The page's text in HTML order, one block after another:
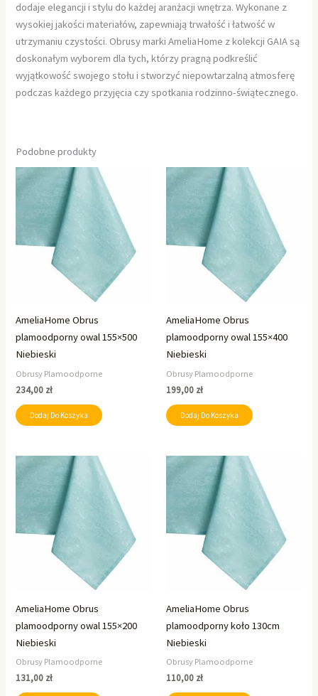
dodaje elegancji i stylu do każdej aranżacji wnętrza. Wykonane z
wysokiej jakości materiałów, zapewniają trwałość i łatwość w
utrzymaniu czystości. Obrusy marki AmeliaHome z kolekcji GAIA są
doskonałym wyborem dla tych, którzy pragną podkreślić
wyjątkowość swojego stołu i stworzyć niepowtarzalną atmosferę
podczas każdego przyjęcia czy spotkania rodzinno-świątecznego.
Podobne produkty
AmeliaHome Obrus
plamoodporny owal 155×500
Niebieski
Obrusy Plamoodporne
234,00 zł
Dodaj Do Koszyka
AmeliaHome Obrus
plamoodporny owal 155×400
Niebieski
Obrusy Plamoodporne
199,00 zł
Dodaj Do Koszyka
AmeliaHome Obrus
plamoodporny owal 155×200
Niebieski
Obrusy Plamoodporne
131,00 zł
AmeliaHome Obrus
plamoodporny koło 130cm
Niebieski
Obrusy Plamoodporne
110,00 zł